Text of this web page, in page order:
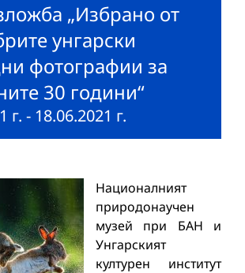
„Избрано от
унгарски
фотографии за
30 години“
г. - 18.06.2021 г.
Националният
природонаучен
музей при БАН и
Унгарският
културен институт